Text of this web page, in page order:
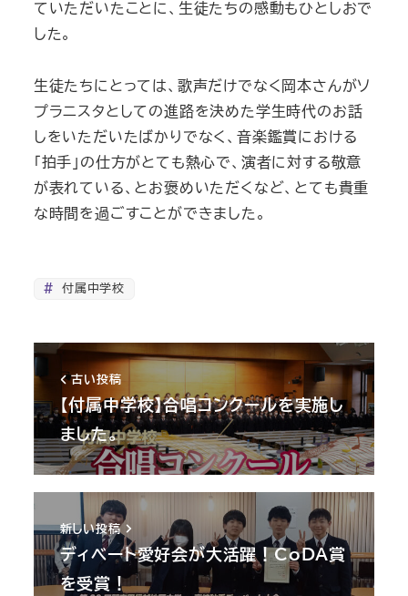
ていただいたことに、生徒たちの感動もひとしおで
した。
生徒たちにとっては、歌声だけでなく岡本さんがソ
プラニスタとしての進路を決めた学生時代のお話
しをいただいたばかりでなく、音楽鑑賞における
「拍手」の仕方がとても熱心で、演者に対する敬意
が表れている、とお褒めいただくなど、とても貴重
な時間を過ごすことができました。
付属中学校
古い投稿
【付属中学校】合唱コンクールを実施し
ました。
新しい投稿
ディベート愛好会が大活躍！CoDA賞
を受賞！